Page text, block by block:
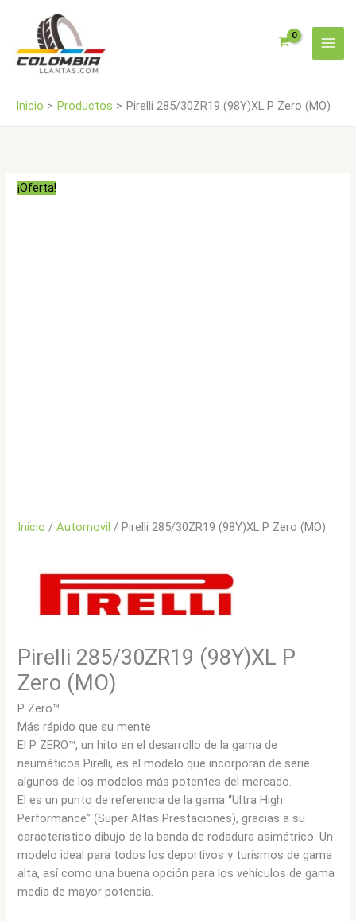
contenido
Inicio Productos Pirelli 285/30ZR19 (98Y)XL P Zero (MO)
¡Oferta!
Inicio /Automovil / Pirelli 285/30ZR19 (98Y)XL P Zero (MO)
Pirelli 285/30ZR19 (98Y)XL P
Zero (MO)
P Zero™
Más rápido que su mente
El P ZERO™, un hito en el desarrollo de la gama de
neumáticos Pirelli, es el modelo que incorporan de serie
algunos de los modelos más potentes del mercado.
El es un punto de referencia de la gama “Ultra High
Performance” (Super Altas Prestaciones), gracias a su
característico dibujo de la banda de rodadura asimétrico. Un
modelo ideal para todos los deportivos y turismos de gama
alta, así como una buena opción para los vehículos de gama
media de mayor potencia.
(MO)
cantidad